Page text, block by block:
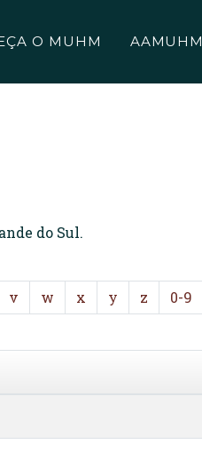
O MUHM AAMUHM
do Sul.
v w x y z 0-9